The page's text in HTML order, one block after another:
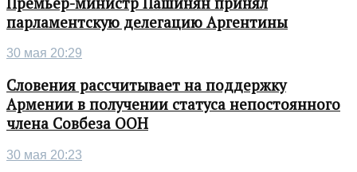
парламентскую делегацию Аргентины
30 мая 20:29
Словения рассчитывает на поддержку
Армении в получении статуса непостоянного
члена Совбеза ООН
30 мая 20:23